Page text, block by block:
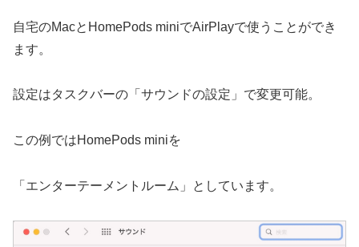
自宅のMacとHomePods miniでAirPlayで使うことができ
ます。
設定はタスクバーの「サウンドの設定」で変更可能。
この例ではHomePods miniを
「エンターテーメントルーム」としています。